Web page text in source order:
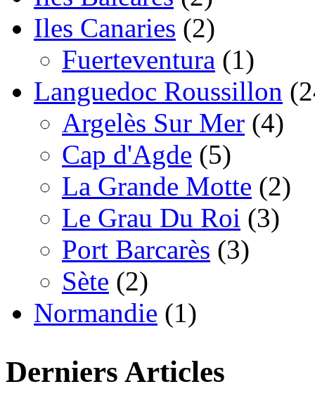
Iles Canaries (2)
Fuerteventura (1)
Languedoc Roussillon
Argelès Sur Mer (4)
Cap d'Agde (5)
La Grande Motte (2)
Le Grau Du Roi (3)
Port Barcarès (3)
Sète (2)
Normandie (1)
Derniers Articles